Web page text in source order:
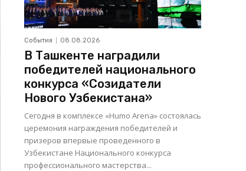
События 08.08.2026
В Ташкенте наградили
победителей национального
конкурса «Созидатели
Нового Узбекистана»
Сегодня в комплексе «Humo Arena» состоялась
церемония награждения победителей и
призеров впервые проведенного в
Узбекистане Национального конкурса
профессионального мастерства...